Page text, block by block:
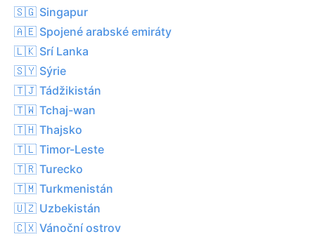
🇸🇬 Singapur
🇦🇪 Spojené arabské emiráty
🇱🇰 Srí Lanka
🇸🇾 Sýrie
🇹🇯 Tádžikistán
🇹🇼 Tchaj-wan
🇹🇭 Thajsko
🇹🇱 Timor-Leste
🇹🇷 Turecko
🇹🇲 Turkmenistán
🇺🇿 Uzbekistán
🇨🇽 Vánoční ostrov